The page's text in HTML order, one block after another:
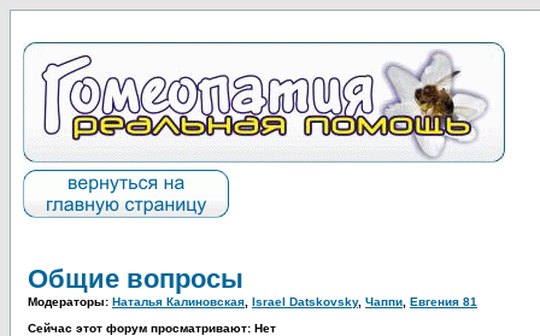
Общие вопросы
Модераторы: Наталья Калиновская Israel Datskovsky, Чаппи Евгения 81
Сейчас этот форум просматривают: Нет